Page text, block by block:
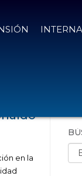
en la